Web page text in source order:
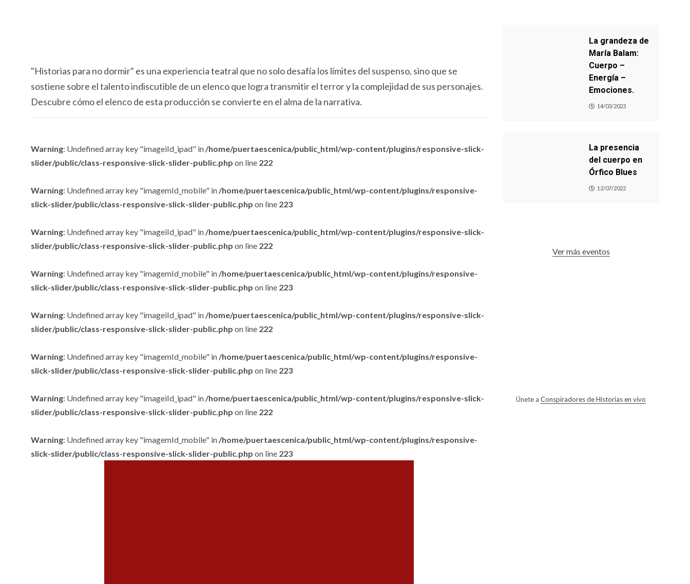
"Historias para no dormir" es una experiencia teatral que no solo desafía los límites del suspenso, sino que se
sostiene sobre el talento indiscutible de un elenco que logra transmitir el terror y la complejidad de sus personajes.
Descubre cómo el elenco de esta producción se convierte en el alma de la narrativa.
Warning: Undefined array key "imageiId_ipad" in /home/puertaescenica/public_html/wp-content/plugins/responsive-slick-
slider/public/class-responsive-slick-slider-public.php on line 222
Warning: Undefined array key "imagemId_mobile" in /home/puertaescenica/public_html/wp-content/plugins/responsive-
slick-slider/public/class-responsive-slick-slider-public.php on line 223
Warning: Undefined array key "imageiId_ipad" in /home/puertaescenica/public_html/wp-content/plugins/responsive-slick-
slider/public/class-responsive-slick-slider-public.php on line 222
Warning: Undefined array key "imagemId_mobile" in /home/puertaescenica/public_html/wp-content/plugins/responsive-
slick-slider/public/class-responsive-slick-slider-public.php on line 223
Warning: Undefined array key "imageiId_ipad" in /home/puertaescenica/public_html/wp-content/plugins/responsive-slick-
slider/public/class-responsive-slick-slider-public.php on line 222
Warning: Undefined array key "imagemId_mobile" in /home/puertaescenica/public_html/wp-content/plugins/responsive-
slick-slider/public/class-responsive-slick-slider-public.php on line 223
Warning: Undefined array key "imageiId_ipad" in /home/puertaescenica/public_html/wp-content/plugins/responsive-slick-
slider/public/class-responsive-slick-slider-public.php on line 222
Warning: Undefined array key "imagemId_mobile" in /home/puertaescenica/public_html/wp-content/plugins/responsive-
slick-slider/public/class-responsive-slick-slider-public.php on line 223
La grandeza de
María Balam:
Cuerpo –
Energía –
Emociones.
14/03/2023
La presencia
del cuerpo en
Órfico Blues
12/07/2022
Ver más eventos
Únete aConspiradores de Historias en vivo